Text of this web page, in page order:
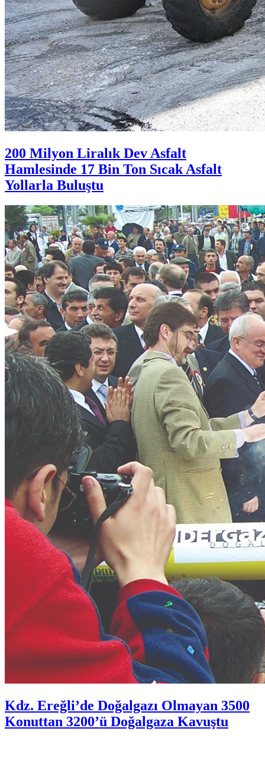
200 Milyon Liralık Dev Asfalt
Hamlesinde 17 Bin Ton Sıcak Asfalt
Yollarla Buluştu
Kdz. Ereğli’de Doğalgazı Olmayan 3500
Konuttan 3200’ü Doğalgaza Kavuştu